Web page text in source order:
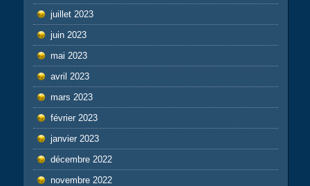
juillet 2023
juin 2023
mai 2023
avril 2023
mars 2023
février 2023
janvier 2023
décembre 2022
novembre 2022